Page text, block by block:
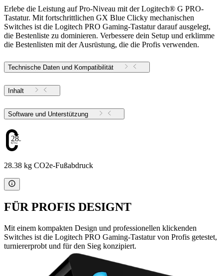
Erlebe die Leistung auf Pro-Niveau mit der Logitech® G PRO-
Tastatur. Mit fortschrittlichen GX Blue Clicky mechanischen
Switches ist die Logitech PRO Gaming-Tastatur darauf ausgelegt,
die Bestenliste zu dominieren. Verbessere dein Setup und erklimme
die Bestenlisten mit der Ausrüstung, die die Profis verwenden.
Technische Daten und Kompatibilität
Inhalt
Software und Unterstützung
28.38
28.38 kg CO2e-Fußabdruck
FÜR PROFIS DESIGNT
Mit einem kompakten Design und professionellen klickenden
Switches ist die Logitech PRO Gaming-Tastatur von Profis getestet,
turniererprobt und für den Sieg konzipiert.